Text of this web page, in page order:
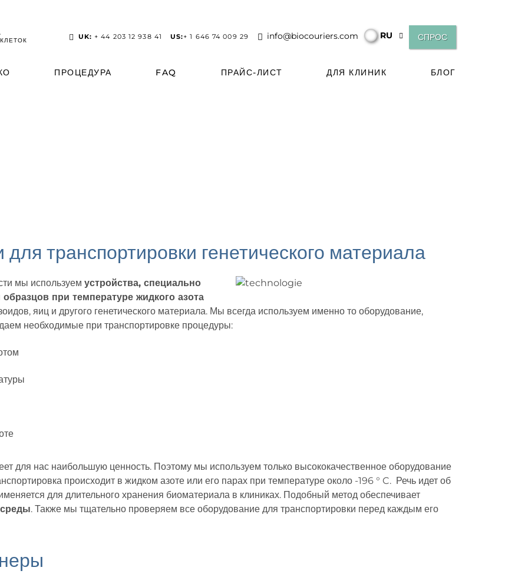
UK: + 44 203 12 938 41 US:+ 1 646 74 009 29 info@biocouriers.com RU СПРОС
ПРОЦЕДУРА FAQ ПРАЙС-ЛИСТ ДЛЯ КЛИНИК БЛОГ
для транспортировки генетического материала
мы используем устройства, специально
при температуре жидкого азота
яиц и другого генетического материала. Мы всегда используем именно то оборудование,
необходимые при транспортировке процедуры:
для нас наибольшую ценность. Поэтому мы используем только высококачественное оборудование
происходит в жидком азоте или его парах при температуре около -196 ° C. Речь идет об
для длительного хранения биоматериала в клиниках. Подобный метод обеспечивает
. Также мы тщательно проверяем все оборудование для транспортировки перед каждым его